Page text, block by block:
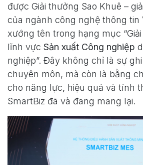
được Giải thưởng Sao Khuê –
của ngành công nghệ thông tin
xướng tên trong hạng mục
lĩnh vực Sản xuất Công nghiệp
nghiệp”. Đây không chỉ là sự
chuyên môn, mà còn là bằng
cho năng lực, hiệu quả và tính
SmartBiz đã và đang mang lại.